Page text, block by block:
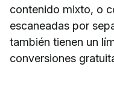
contenido mixto, o
escaneadas por
también tienen un
conversiones